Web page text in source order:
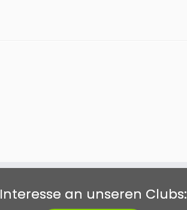
Interesse an unseren Clubs: